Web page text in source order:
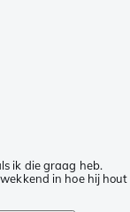
ik die graag heb.
in hoe hij hout